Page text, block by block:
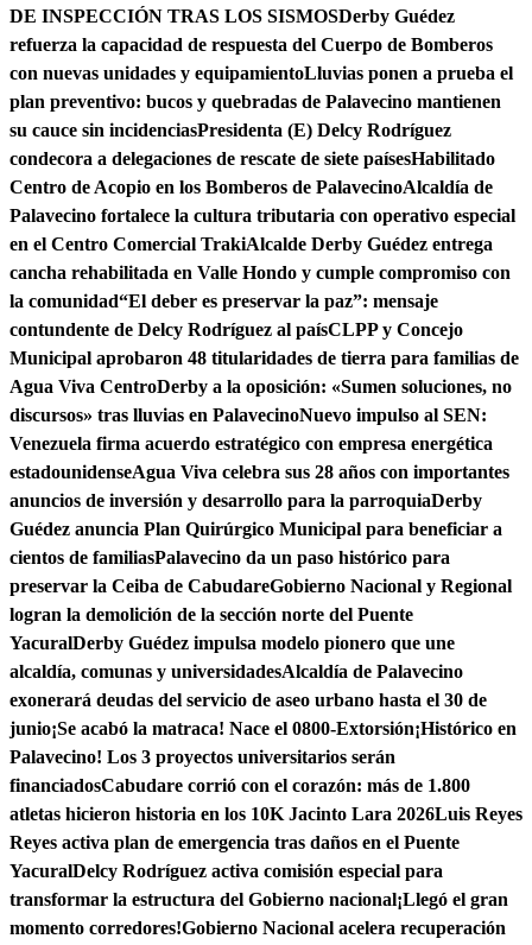
DE INSPECCIÓN TRAS LOS SISMOSDerby Guédez
refuerza la capacidad de respuesta del Cuerpo de Bomberos
con nuevas unidades y equipamientoLluvias ponen a prueba el
plan preventivo: bucos y quebradas de Palavecino mantienen
su cauce sin incidenciasPresidenta (E) Delcy Rodríguez
condecora a delegaciones de rescate de siete paísesHabilitado
Centro de Acopio en los Bomberos de PalavecinoAlcaldía de
Palavecino fortalece la cultura tributaria con operativo especial
en el Centro Comercial TrakiAlcalde Derby Guédez entrega
cancha rehabilitada en Valle Hondo y cumple compromiso con
la comunidad“El deber es preservar la paz”: mensaje
contundente de Delcy Rodríguez al paísCLPP y Concejo
Municipal aprobaron 48 titularidades de tierra para familias de
Agua Viva CentroDerby a la oposición: «Sumen soluciones, no
discursos» tras lluvias en PalavecinoNuevo impulso al SEN:
Venezuela firma acuerdo estratégico con empresa energética
estadounidenseAgua Viva celebra sus 28 años con importantes
anuncios de inversión y desarrollo para la parroquiaDerby
Guédez anuncia Plan Quirúrgico Municipal para beneficiar a
cientos de familiasPalavecino da un paso histórico para
preservar la Ceiba de CabudareGobierno Nacional y Regional
logran la demolición de la sección norte del Puente
YacuralDerby Guédez impulsa modelo pionero que une
alcaldía, comunas y universidadesAlcaldía de Palavecino
exonerará deudas del servicio de aseo urbano hasta el 30 de
junio¡Se acabó la matraca! Nace el 0800-Extorsión¡Histórico en
Palavecino! Los 3 proyectos universitarios serán
financiadosCabudare corrió con el corazón: más de 1.800
atletas hicieron historia en los 10K Jacinto Lara 2026Luis Reyes
Reyes activa plan de emergencia tras daños en el Puente
YacuralDelcy Rodríguez activa comisión especial para
transformar la estructura del Gobierno nacional¡Llegó el gran
momento corredores!Gobierno Nacional acelera recuperación